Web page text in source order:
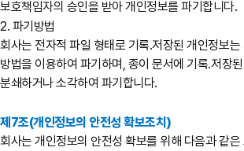
보호책임자의 승인을 받아 개인정보를 파기합니다.
2. 파기방법
회사는 전자적 파일 형태로 기록․저장된 개인정보
방법을 이용하여 파기하며, 종이 문서에 기록․저장
분쇄하거나 소각하여 파기합니다.
제7조(개인정보의 안전성 확보조치)
회사는 개인정보의 안전성 확보를 위해 다음과 같은